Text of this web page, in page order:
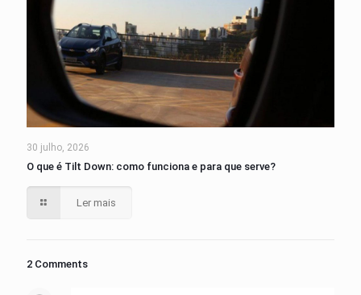
30 julho, 2026
O que é Tilt Down: como funciona e para que serve?
Ler mais
2 Comments